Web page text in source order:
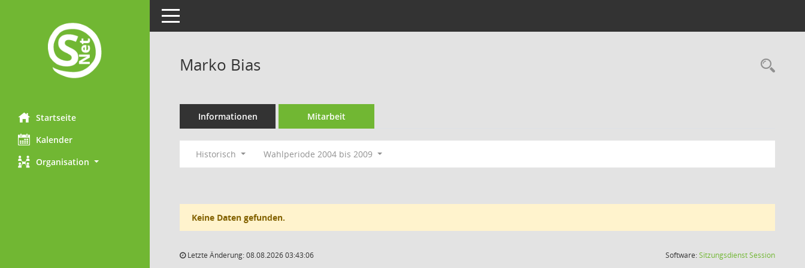
Startseite
Kalender
Organisation
Toggle navigation
Marko Bias
Informationen Mitarbeit
Historisch Wahlperiode 2004 bis 2009
Keine Daten gefunden.
Letzte Änderung: 08.08.2026 03:43:06 Software:SitzungsdienstSession(Wird in